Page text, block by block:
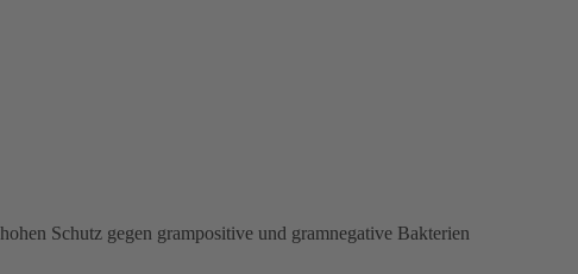
Schutz gegen grampositive und gramnegative Bakterien